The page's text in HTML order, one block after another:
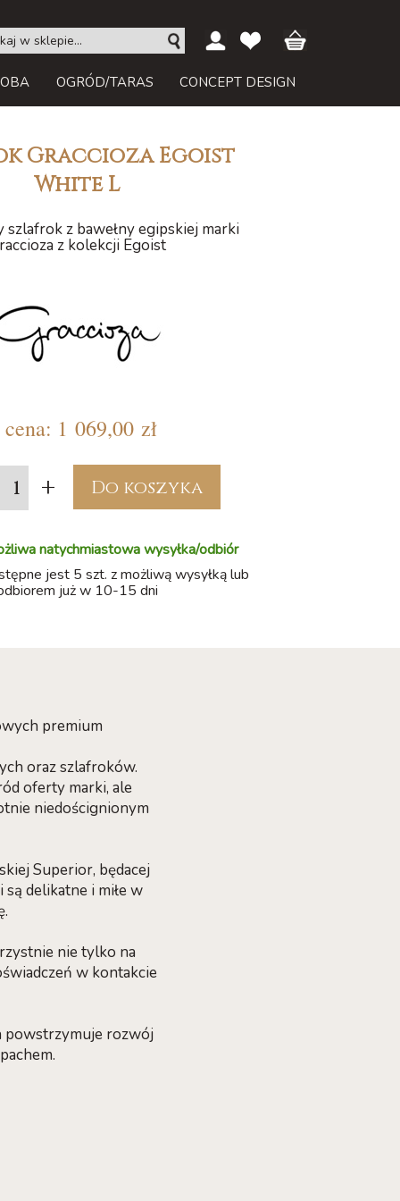
OGRÓD/TARAS CONCEPT DESIGN
Graccioza Egoist
White L
szlafrok z bawełny egipskiej marki
z kolekcji Egoist
cena: 1 069,00 zł
+ Do koszyka
natychmiastowa wysyłka/odbiór
jest 5 szt. z możliwą wysyłką lub
już w 10-15 dni
premium
oraz szlafroków.
oferty marki, ale
niedoścignionym
Superior, będacej
delikatne i miłe w
nie tylko na
w kontakcie
powstrzymuje rozwój